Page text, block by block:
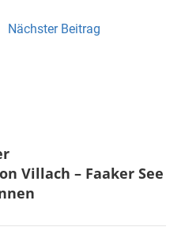
Nächster Beitrag
Villach – Faaker See